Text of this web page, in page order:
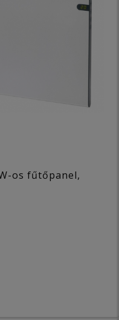
os fűtőpanel,